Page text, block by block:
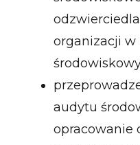
organizacji w
audytu
opracowanie